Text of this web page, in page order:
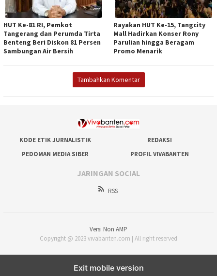
HUT Ke-81 RI, Pemkot
Tangerang dan Perumda Tirta
Benteng Beri Diskon 81 Persen
Sambungan Air Bersih
Rayakan HUT Ke-15, Tangcity
Mall Hadirkan Konser Rony
Parulian hingga Beragam
Promo Menarik
Tambahkan Komentar
KODE ETIK JURNALISTIK
REDAKSI
PEDOMAN MEDIA SIBER
PROFIL VIVABANTEN
JARINGAN SOCIAL
RSS
Versi Non AMP
Copyright @ 2023 vivabanten.com | All right reserved
Exit mobile version